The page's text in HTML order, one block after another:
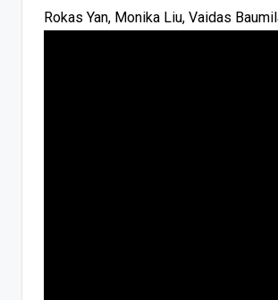
Rokas Yan, Monika Liu, Vaidas